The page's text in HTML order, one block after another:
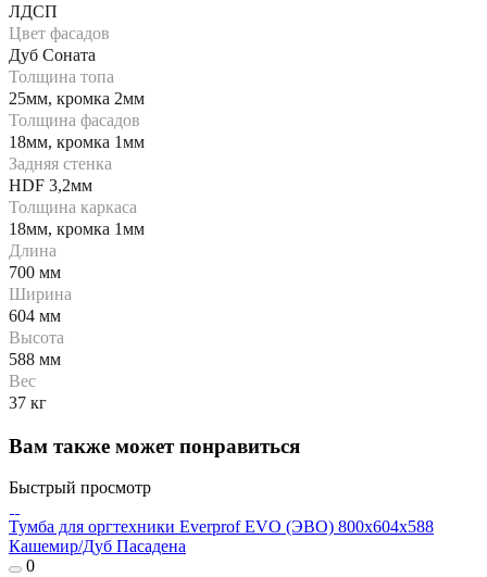
ЛДСП
Цвет фасадов
Дуб Соната
Толщина топа
25мм, кромка 2мм
Толщина фасадов
18мм, кромка 1мм
Задняя стенка
HDF 3,2мм
Толщина каркаса
18мм, кромка 1мм
Длина
700 мм
Ширина
604 мм
Высота
588 мм
Вес
37 кг
Вам также может понравиться
Быстрый просмотр
Тумба для оргтехники Everprof EVO (ЭВО) 800х604x588
Кашемир/Дуб Пасадена
0